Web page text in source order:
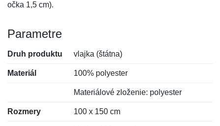
očka 1,5 cm).
Parametre
Druh produktu vlajka (štátna)
Materiál 100% polyester
Materiálové zloženie: polyester
Rozmery 100 x 150 cm